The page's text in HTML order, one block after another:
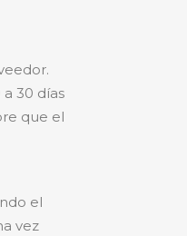
30 días
que el
el
vez